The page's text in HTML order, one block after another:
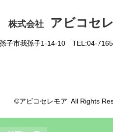
株式会社アビコセ
子市我孫子1-14-10 TEL:04-
©アビコセレモア All Rights